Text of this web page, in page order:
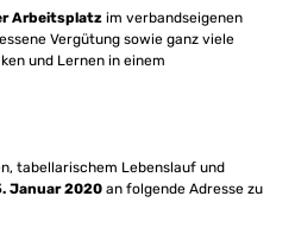
Arbeitsplatz im verbandseigenen
Vergütung sowie ganz viele
und Lernen in einem
tabellarischem Lebenslauf und
Januar 2020 an folgende Adresse zu